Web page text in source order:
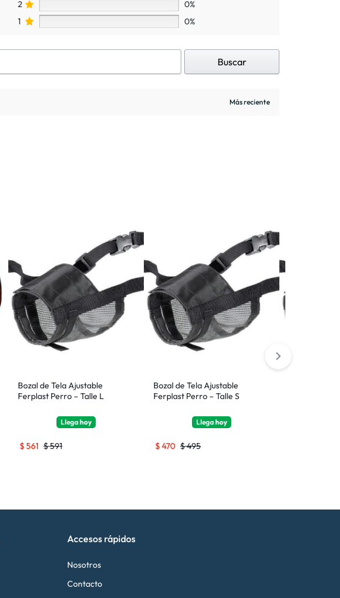
2
0%
1
0%
Buscar
Bozal de Tela Ajustable
Ferplast Perro – Talle L
Llegahoy
$591
$561
Bozal de Tela Ajustable
Ferplast Perro – Talle S
Llegahoy
$495
$470
Accesos rápidos
Nosotros
Contacto